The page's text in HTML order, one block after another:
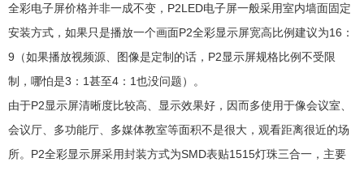
全彩电子屏价格并非一成不变，P2LED电子屏一般采用室内墙面固定
安装方式，如果只是播放一个画面P2全彩显示屏宽高比例建议为16：
9（如果播放视频源、图像是定制的话，P2显示屏规格比例不受限
制，哪怕是3：1甚至4：1也没问题）。
由于P2显示屏清晰度比较高、显示效果好，因而多使用于像会议室、
会议厅、多功能厅、多媒体教室等面积不是很大，观看距离很近的场
所。P2全彩显示屏采用封装方式为SMD表贴1515灯珠三合一，主要